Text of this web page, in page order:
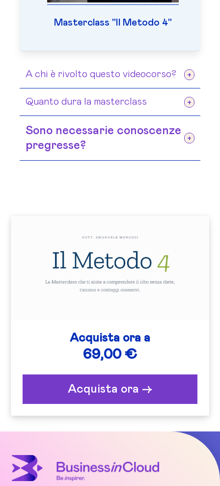
Masterclass "Il Metodo 4"
A chi è rivolto questo videocorso?
A chiunque desideri migliorare la
propria alimentazione senza seguire
diete restrittive.
Quanto dura la masterclass
La masterclass è composta da 5
capitoli per un totale di 40 minuti.
Sono necessarie conoscenze
pregresse?
Acquista ora a
69,00 €
Acquista ora ->